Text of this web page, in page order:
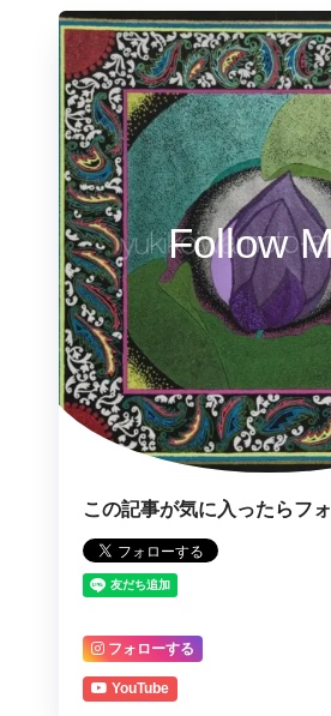
Follow
この記事が気に入ったらフ
フォローする
YouTube